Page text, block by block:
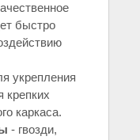
быстро
укрепления
крепких
каркаса.
- гвозди,